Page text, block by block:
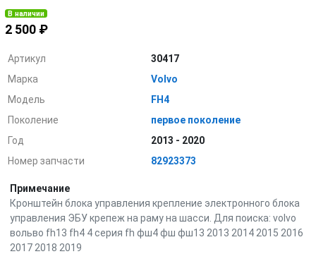
В наличии
2 500 ₽
Артикул
30417
Марка
Volvo
Модель
FH4
Поколение
первое поколение
Год
2013 - 2020
Номер запчасти
82923373
Примечание
Кронштейн блока управления крепление электронного блока
управления ЭБУ крепеж на раму на шасси. Для поиска: volvo
вольво fh13 fh4 4 серия fh фш4 фш фш13 2013 2014 2015 2016
2017 2018 2019